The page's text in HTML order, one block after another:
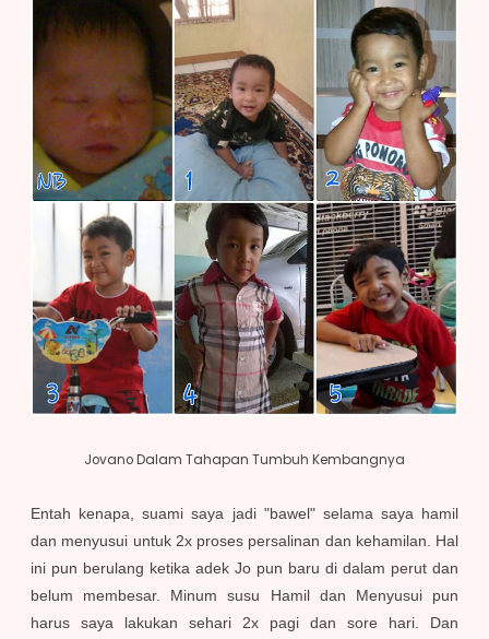
Jovano Dalam Tahapan Tumbuh Kembangnya
Entah kenapa, suami saya jadi "bawel" selama saya hamil
dan menyusui untuk 2x proses persalinan dan kehamilan. Hal
ini pun berulang ketika adek Jo pun baru di dalam perut dan
belum membesar. Minum susu Hamil dan Menyusui pun
harus saya lakukan sehari 2x pagi dan sore hari. Dan